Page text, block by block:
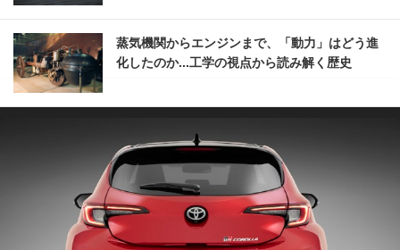
蒸気機関からエンジンまで、「動力」はどう進
化したのか...工学の視点から読み解く歴史